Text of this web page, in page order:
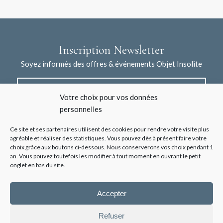
Votre choix pour vos données
personnelles
Ce site et ses partenaires utilisent des cookies pour rendre votre visite plus
agréable et réaliser des statistiques. Vous pouvez dès à présent faire votre
choix grâce aux boutons ci-dessous. Nous conserverons vos choix pendant 1
an. Vous pouvez toutefois les modifier à tout moment en ouvrant le petit
onglet en bas du site.
Accepter
Refuser
Inscription Newsletter
Soyez informés des offres & événements Objet Insolite
J'accepte la collecte de mes données à l'aide de ce formulaire /
Voir les mentions légales*